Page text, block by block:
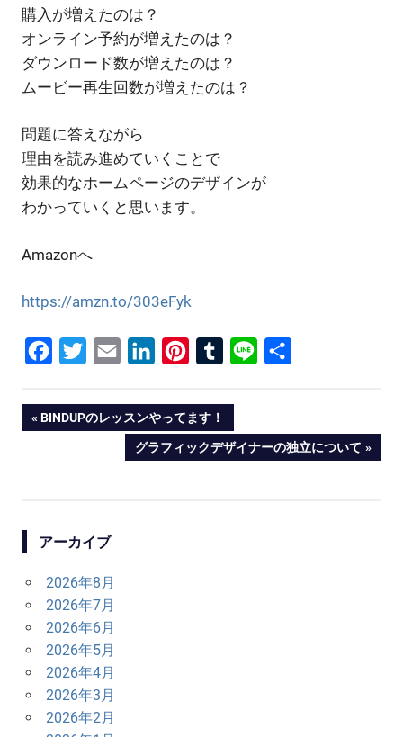
購入が増えたのは？
オンライン予約が増えたのは？
ダウンロード数が増えたのは？
ムービー再生回数が増えたのは？
問題に答えながら
理由を読み進めていくことで
効果的なホームページのデザインが
わかっていくと思います。
Amazonへ
https://amzn.to/303eFyk
Facebook
Twitter Email LinkedInPinterestTumblr Line
投
ゲ
ー
シ
ョ
ン
PREVIOUS
BINDUPのレッスンやってます！
NEXT
グラフィックデザイナーの独立について
アーカイブ
2026年8月
2026年7月
2026年6月
2026年5月
2026年4月
2026年3月
2026年2月